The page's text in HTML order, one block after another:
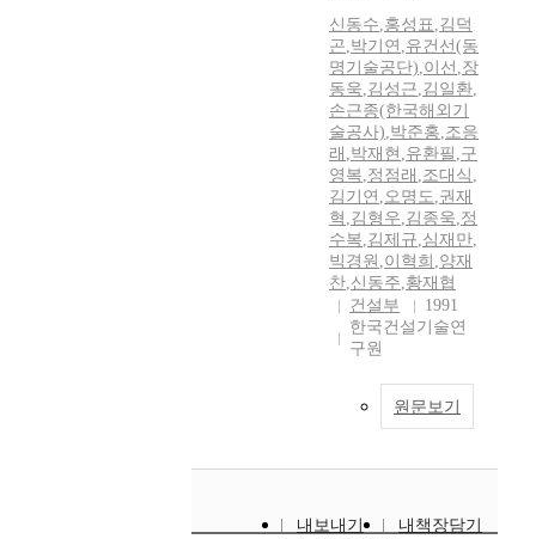
신동수,홍성표,김덕
곤,박기연 ,유건선(동
명기술공단),이선 ,장
동욱,김성근,김일환,
손근종(한국해외기
술공사),박준홍,조응
래 ,박재현 ,유환필 ,구
영복,정점래 ,조대식 ,
김기연 ,오명도,권재
혁 ,김형우,김종욱,정
수복,김제규,심재만,
빅경원 ,이혁희 ,양재
찬,신동주,황재협
건설부
1991
한국건설기술연
구원
원문보기
내보내기
내책장담기